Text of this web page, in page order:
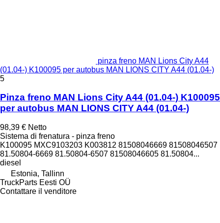
pinza freno MAN Lions City A44
(01.04-) K100095 per autobus MAN LIONS CITY A44 (01.04-)
5
Pinza freno MAN Lions City A44 (01.04-) K100095
per autobus MAN LIONS CITY A44 (01.04-)
98,39 € Netto
Sistema di frenatura - pinza freno
K100095 MXC9103203 K003812 81508046669 81508046507
81.50804-6669 81.50804-6507 81508046605 81.50804...
diesel
Estonia, Tallinn
TruckParts Eesti OÜ
Contattare il venditore